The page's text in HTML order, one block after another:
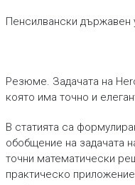
Пенсилвански държавен
Резюме. Задачата на
която има точно и
В статията са
обобщение на задачата
точни математически
практическо